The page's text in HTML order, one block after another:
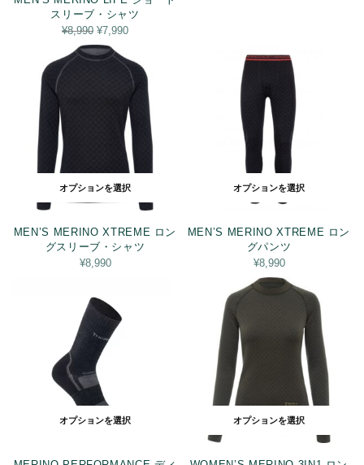
スリーブ・シャツ
¥8,990 元の価
格は
¥8,990
でし
¥7,990現在の
です。
オプションを選択
MEN’S MERINO XTREME ロン
グスリーブ・シャツ
¥8,990
オプションを選択
MEN’S MERINO XTREME ロン
グパンツ
¥8,990
オプションを選択 オプションを選択